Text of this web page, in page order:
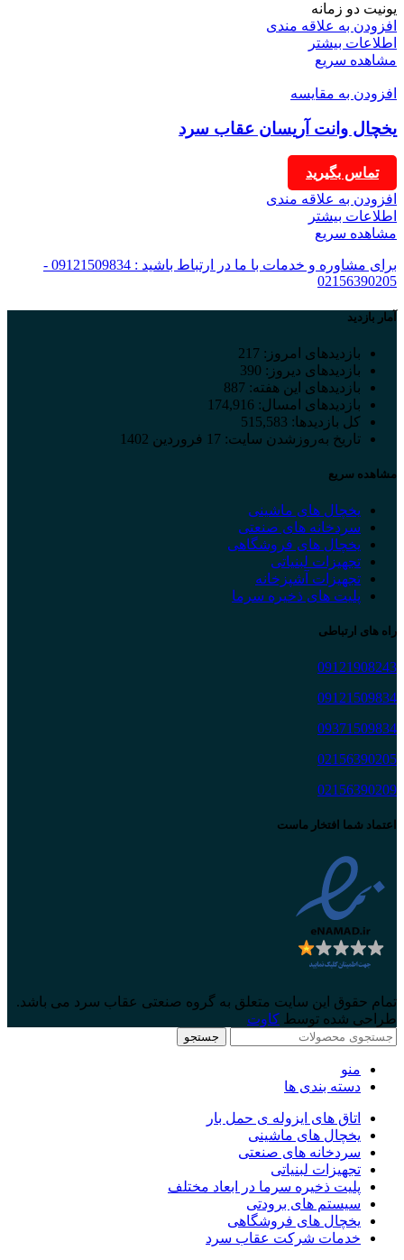
یونیت دو زمانه
افزودن به علاقه مندی
اطلاعات بیشتر
مشاهده سریع
افزودن به مقایسه
یخچال وانت آریسان عقاب سرد
تماس بگیرید
افزودن به علاقه مندی
اطلاعات بیشتر
مشاهده سریع
برای مشاوره و خدمات با ما در ارتباط باشید : 09121509834 -
02156390205
آمار بازدید
بازدیدهای امروز: 217
بازدیدهای دیروز: 390
بازدیدهای این هفته: 887
بازدیدهای امسال: 174,916
کل بازدیدها: 515,583
تاریخ به‌روزشدن سایت: 17 فروردین 1402
مشاهده سریع
یخچال های ماشینی
سردخانه های صنعتی
یخچال های فروشگاهی
تجهیزات لبنیاتی
تجهیزات آشپزخانه
پلیت های ذخیره سرما
راه های ارتباطی
09121908243
09121509834
09371509834
02156390205
02156390209
اعتماد شما افتخار ماست
تمام حقوق این سایت متعلق به گروه صنعتی عقاب سرد می باشد.
طراحی شده توسط کاوت
جستجو
منو
دسته بندی ها
اتاق های ایزوله ی حمل بار
یخچال های ماشینی
سردخانه های صنعتی
تجهیزات لبنیاتی
پلیت ذخیره سرما در ابعاد مختلف
سیستم های برودتی
یخچال های فروشگاهی
خدمات شرکت عقاب سرد